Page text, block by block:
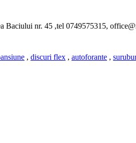
Baciului nr. 45 ,tel 0749575315,
, discuri flex , autoforante ,